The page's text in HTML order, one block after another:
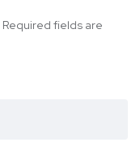
Required fields are